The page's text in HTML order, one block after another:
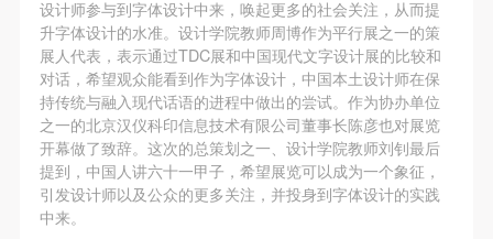
设计师参与到字体设计中来，唤起更多的社会关注，从而提
升字体设计的水准。设计学院教师周博作为平行展之一的策
展人代表，表示通过TDC展和中国现代文字设计展的比较和
对话，希望观众能看到作为字体设计，中国本土设计师在保
持传统与融入现代话语的进程中做出的尝试。作为协办单位
之一的北京汉仪科印信息技术有限公司董事长陈彦也对展览
开幕做了致辞。这次的总策划之一、设计学院教师刘钊最后
提到，中国人讲六十一甲子，希望展览可以成为一个象征，
引发设计师以及公众的更多关注，并投身到字体设计的实践
中来。
第五条
参加活动者在此次活动期间应主动遵守美术馆活动秩
序、维护美术馆场地及展示、展览、馆藏艺术作品及
衍生品的安全。活动中一旦因个人原因造成美术馆场
地、空间、艺术品、衍生品等受到不同程度的损失、
破坏。活动中任何非事故当事人及美术馆将不承担相
应的责任与损失，应由参与活动者根据相应的法律条
文、组织规定进行协商和赔偿。并追究相应的法律责
第五条
参加活动者在此次活动期间应主动遵守美术馆活动秩
序、维护美术馆场地及展示、展览、馆藏艺术作品及
衍生品的安全。活动中一旦因个人原因造成美术馆场
地、空间、艺术品、衍生品等受到不同程度的损失、
破坏。活动中任何非事故当事人及美术馆将不承担相
应的责任与损失，应由参与活动者根据相应的法律条
文、组织规定进行协商和赔偿。并追究相应的法律责
第五条
参加活动者在此次活动期间应主动遵守美术馆活动秩
序、维护美术馆场地及展示、展览、馆藏艺术作品及
衍生品的安全。活动中一旦因个人原因造成美术馆场
地、空间、艺术品、衍生品等受到不同程度的损失、
破坏。活动中任何非事故当事人及美术馆将不承担相
应的责任与损失，应由参与活动者根据相应的法律条
文、组织规定进行协商和赔偿。并追究相应的法律责
手机号码
手机号码将作为您的登录账号
验证码
登录